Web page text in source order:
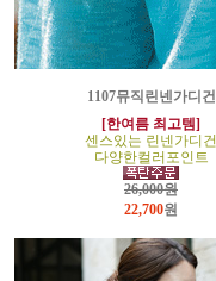
1107뮤직린넨가디건
[한여름 최고템]
센스있는 린넨가디건
다양한컬러포인트
26,000원
22,700원